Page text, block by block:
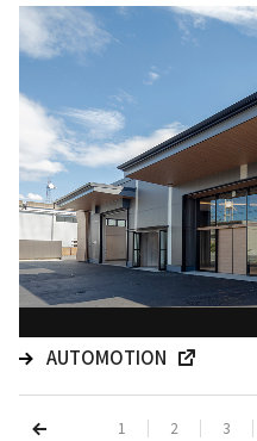
AUTOMOTION
1 2 3